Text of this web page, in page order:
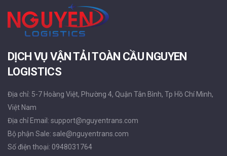
DỊCH VỤ VẬN TẢI TOÀN CẦU NGUYEN
LOGISTICS
Địa chỉ: 5-7 Hoàng Việt, Phường 4, Quận Tân Bình, Tp Hồ Chí Minh,
Việt Nam
Địa chỉ Email: support@nguyentrans.com
Bộ phận Sale: sale@nguyentrans.com
Số điện thoại: 0948031764